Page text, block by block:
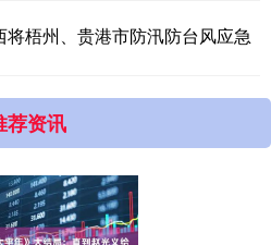
梧州、贵港市防汛防台风应急
荐资讯